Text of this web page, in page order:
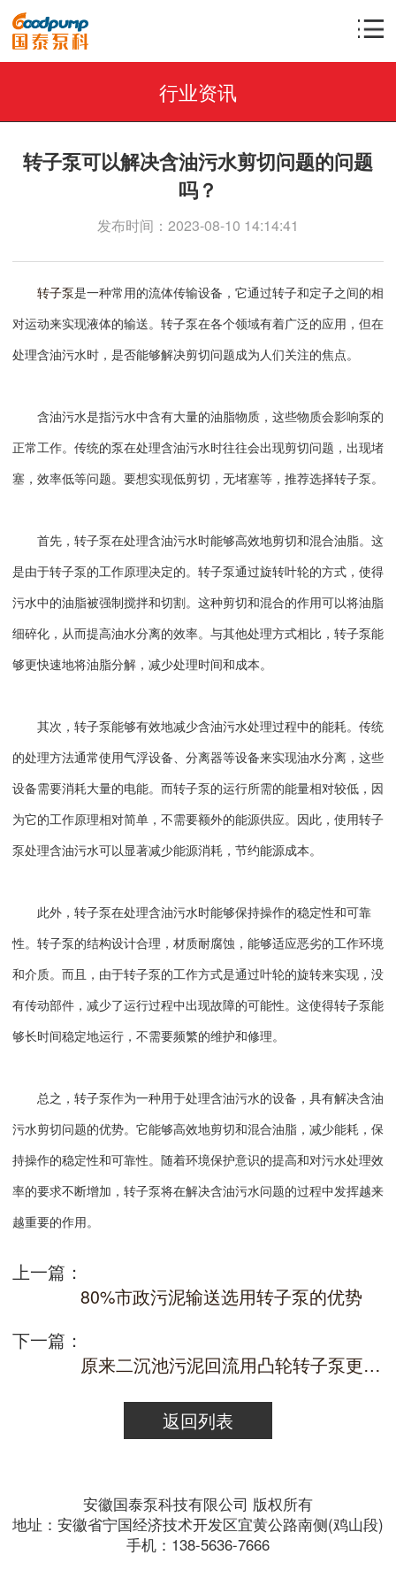
行业资讯
转子泵可以解决含油污水剪切问题的问题
吗？
发布时间：2023-08-10 14:14:41
转子泵是一种常用的流体传输设备，它通过转子和定子之间的相
对运动来实现液体的输送。转子泵在各个领域有着广泛的应用，但在
处理含油污水时，是否能够解决剪切问题成为人们关注的焦点。
含油污水是指污水中含有大量的油脂物质，这些物质会影响泵的
正常工作。传统的泵在处理含油污水时往往会出现剪切问题，出现堵
塞，效率低等问题。要想实现低剪切，无堵塞等，推荐选择转子泵。
首先，转子泵在处理含油污水时能够高效地剪切和混合油脂。这
是由于转子泵的工作原理决定的。转子泵通过旋转叶轮的方式，使得
污水中的油脂被强制搅拌和切割。这种剪切和混合的作用可以将油脂
细碎化，从而提高油水分离的效率。与其他处理方式相比，转子泵能
够更快速地将油脂分解，减少处理时间和成本。
其次，转子泵能够有效地减少含油污水处理过程中的能耗。传统
的处理方法通常使用气浮设备、分离器等设备来实现油水分离，这些
设备需要消耗大量的电能。而转子泵的运行所需的能量相对较低，因
为它的工作原理相对简单，不需要额外的能源供应。因此，使用转子
泵处理含油污水可以显著减少能源消耗，节约能源成本。
此外，转子泵在处理含油污水时能够保持操作的稳定性和可靠
性。转子泵的结构设计合理，材质耐腐蚀，能够适应恶劣的工作环境
和介质。而且，由于转子泵的工作方式是通过叶轮的旋转来实现，没
有传动部件，减少了运行过程中出现故障的可能性。这使得转子泵能
够长时间稳定地运行，不需要频繁的维护和修理。
总之，转子泵作为一种用于处理含油污水的设备，具有解决含油
污水剪切问题的优势。它能够高效地剪切和混合油脂，减少能耗，保
持操作的稳定性和可靠性。随着环境保护意识的提高和对污水处理效
率的要求不断增加，转子泵将在解决含油污水问题的过程中发挥越来
越重要的作用。
上一篇：
80%市政污泥输送选用转子泵的优势
下一篇：
原来二沉池污泥回流用凸轮转子泵更好！！
返回列表
安徽国泰泵科技有限公司 版权所有
地址：安徽省宁国经济技术开发区宜黄公路南侧(鸡山段)
手机：138-5636-7666